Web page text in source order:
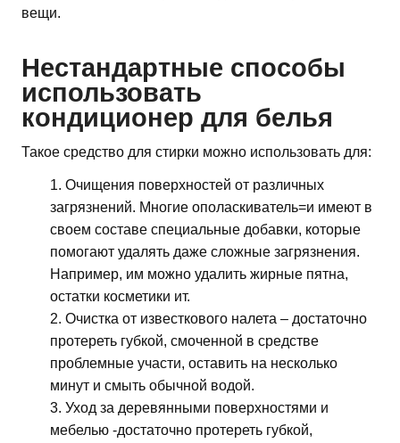
вещи.
Нестандартные способы
использовать
кондиционер для белья
Такое средство для стирки можно использовать для:
Очищения поверхностей от различных
загрязнений. Многие ополаскиватель=и имеют в
своем составе специальные добавки, которые
помогают удалять даже сложные загрязнения.
Например, им можно удалить жирные пятна,
остатки косметики ит.
Очистка от известкового налета – достаточно
протереть губкой, смоченной в средстве
проблемные участи, оставить на несколько
минут и смыть обычной водой.
Уход за деревянными поверхностями и
мебелью -достаточно протереть губкой,